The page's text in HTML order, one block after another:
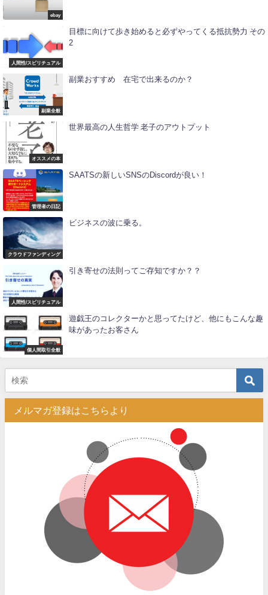
ebay
人間性/スピリチュアル
目標に向けて歩き始めると必ずやってくる抵抗勢力 その
2
副業全般
副業おすすめ 在宅で出来るのか？
オススメの本
世界最高の人生哲学 老子のアウトプット
管理者の日記
SAATSの新しいSNSのDiscordが良い！
クラウドファンディング
ビジネスの波に乗る。
人間性/スピリチュアル
引き寄せの法則ってご存知ですか？？
個人間取引全般
遊戯王のコレクターかと思ってたけど、他にもこんな趣
味があったお客さん
メルマガ登録はこちらより